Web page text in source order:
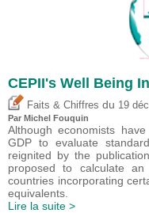
CEPII's Well Being
Faits & Chiffres du 19
Par Michel Fouquin
Although economists
GDP to evaluate
reignited by the
proposed to calculate
countries incorporating
equivalents.
Lire la suite >